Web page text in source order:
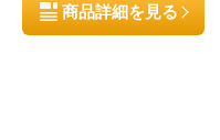
商品詳細を見る